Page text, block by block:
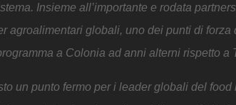
Insieme all’importante e rodata
agroalimentari globali, uno dei punti di forza
a Colonia ad anni alterni rispetto a
un punto fermo per i leader globali del food